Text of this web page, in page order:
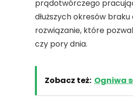
prądotwórczego
dłuższych okresów
rozwiązanie, które
czy pory dnia.
Zobacz też: Ogniwa